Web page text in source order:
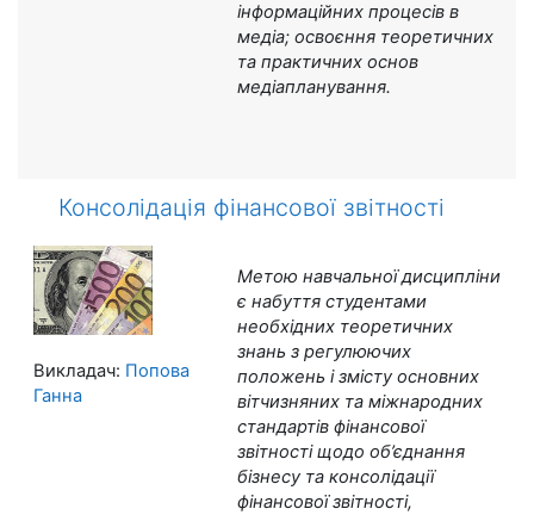
інформаційних процесів в
медіа; освоєння теоретичних
та практичних основ
медіапланування.
Консолідація фінансової звітності
Метою навчальної дисципліни
є набуття студентами
необхідних теоретичних
знань з регулюючих
положень і змісту основних
вітчизняних та міжнародних
стандартів фінансової
звітності щодо об’єднання
бізнесу та консолідації
фінансової звітності,
Викладач: Попова
Ганна